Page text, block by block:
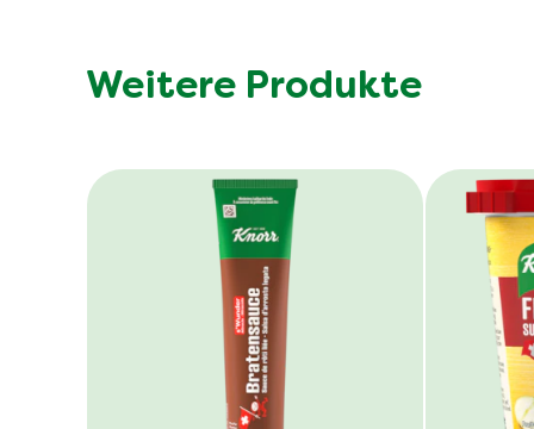
Weitere Produkte